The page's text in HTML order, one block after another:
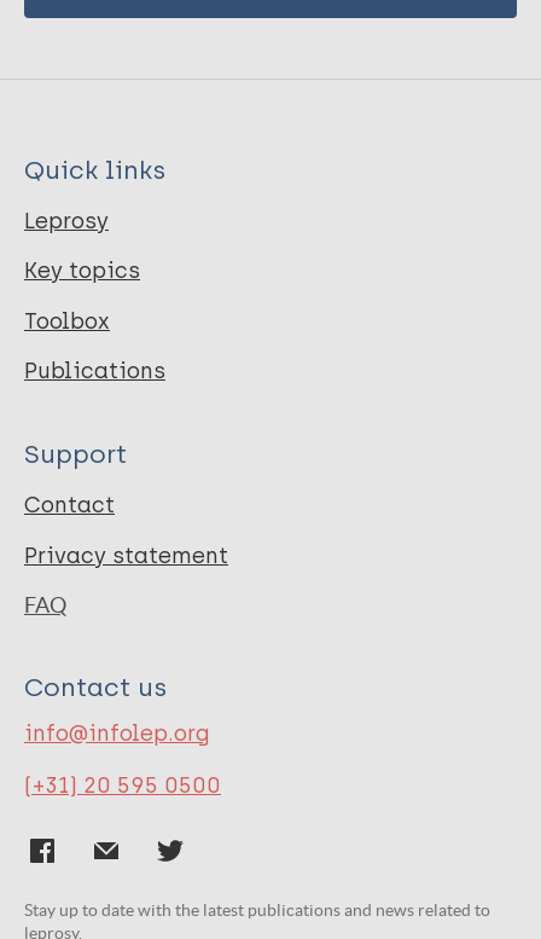
Quick links
Leprosy
Key topics
Toolbox
Publications
Support
Contact
Privacy statement
FAQ
Contact us
info@infolep.org
(+31) 20 595 0500
Stay up to date with the latest publications and news related to
leprosy.